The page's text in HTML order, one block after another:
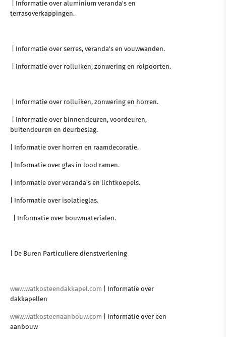
| Informatie over aluminium veranda's en
terrasoverkappingen.
| Informatie over serres, veranda's en vouwwanden.
| Informatie over rolluiken, zonwering en rolpoorten.
| Informatie over rolluiken, zonwering en horren.
| Informatie over binnendeuren, voordeuren,
buitendeuren en deurbeslag.
| Informatie over horren en raamdecoratie.
| Informatie over glas in lood ramen.
| Informatie over veranda's en lichtkoepels.
| Informatie over isolatieglas.
| Informatie over bouwmaterialen.
| De Buren Particuliere dienstverlening
www.watkosteendakkapel.com | Informatie over
dakkapellen
www.watkosteenaanbouw.com | Informatie over een
aanbouw